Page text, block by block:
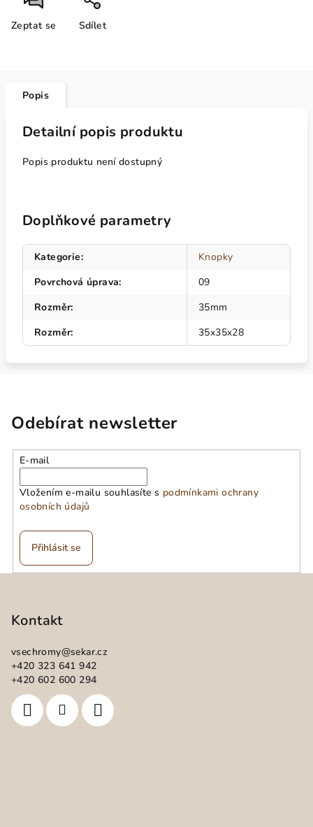
Zeptat se Sdílet
Popis
Detailní popis produktu
Popis produktu není dostupný
Doplňkové parametry
Kategorie:
Knopky
Povrchová úprava:
09
Rozměr:
35mm
Rozměr: 35x35x28
Odebírat newsletter
E-mail
Vložením e-mailu souhlasíte s podmínkami ochrany
osobních údajů
Přihlásit se
Kontakt
vsechromy@sekar.cz
+420 323 641 942
+420 602 600 294